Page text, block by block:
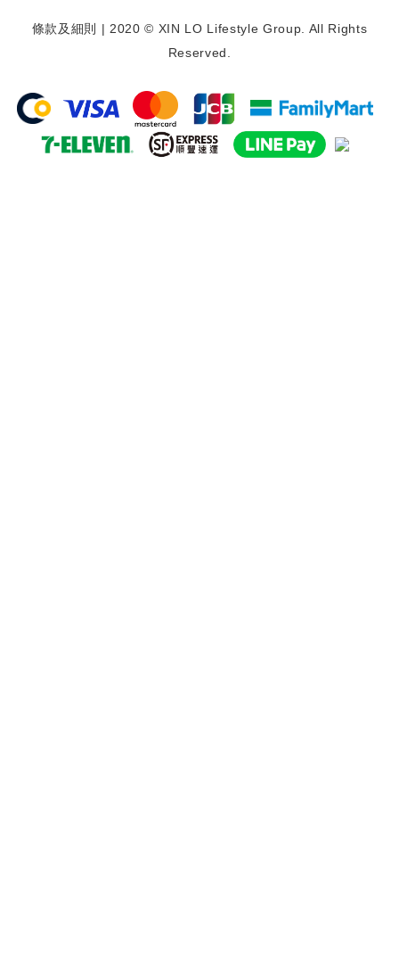
條款及細則 | 2020 © XIN LO Lifestyle Group. All Rights
Reserved.